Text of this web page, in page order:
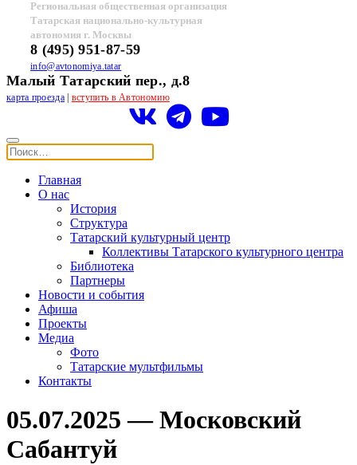
Региональная общественная организация
Татарская национально-культурная
автономия г. Москвы
8 (495) 951-87-59
info@avtonomiya.tatar
Малый Татарский пер., д.8
карта проезда| вступить в Автономию
Главная
О нас
История
Структура
Татарский культурный центр
Коллективы Татарского культурного центра
Библиотека
Партнеры
Новости и события
Афиша
Проекты
Медиа
Фото
Татарские мультфильмы
Контакты
05.07.2025 — Московский
Сабантуй